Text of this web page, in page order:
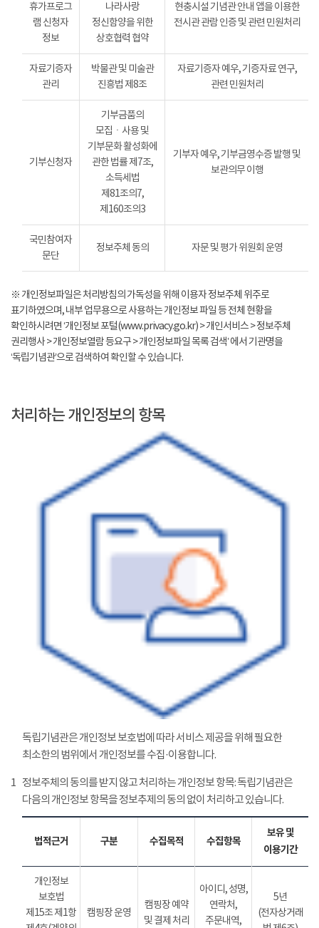
휴가프로그
램 신청자
정보
나라사랑
정신함양을 위한
상호협력 협약
현충시설 기념관 안내 앱을 이용한
전시관 관람 인증 및 관련 민원처리
자료기증자
관리
박물관 및 미술관
진흥법 제8조
자료기증자 예우, 기증자료 연구,
관련 민원처리
기부신청자
기부금품의
모집ㆍ사용 및
기부문화 활성화에
관한 법률 제7조,
소득세법
제81조의7,
제160조의3
기부자 예우, 기부금영수증 발행 및
보관의무 이행
국민참여자
문단
정보주체 동의 자문 및 평가 위원회 운영
※ 개인정보파일은 처리방침의 가독성을 위해 이용자 정보주체 위주로
표기하였으며, 내부 업무용으로 사용하는 개인정보 파일 등 전체 현황을
확인하시려면 ‘개인정보 포털(www.privacy.go.kr) > 개인서비스 > 정보주체
권리행사 > 개인정보열람 등요구 > 개인정보파일 목록 검색’ 에서 기관명을
‘독립기념관’으로 검색하여 확인할 수 있습니다.
처리하는 개인정보의 항목
독립기념관은 개인정보 보호법에 따라 서비스 제공을 위해 필요한
최소한의 범위에서 개인정보를 수집·이용합니다.
1 정보주체의 동의를 받지 않고 처리하는 개인정보 항목: 독립기념관은
다음의 개인정보 항목을 정보추제의 동의 없이 처리하고 있습니다.
법적근거 구분 수집목적 수집항목
보유 및
이용기간
개인정보
보호법
제15조 제1항
캠핑장 운영
캠핑장 예약
및 결제 처리
아이디, 성명,
연락처,
주문내역,
5년
(전자상거래